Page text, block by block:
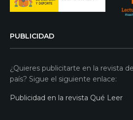
PUBLICIDAD
¿Quieres publicitarte en la revista
país? Sigue el siguiente enlace:
Publicidad en la revista Qué Leer